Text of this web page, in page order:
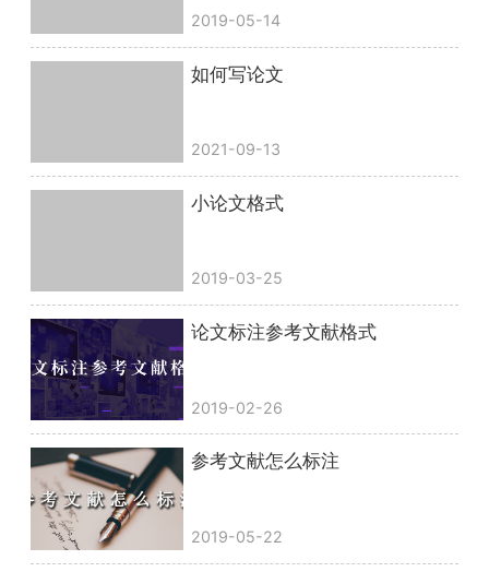
2019-05-14
如何写论文
2021-09-13
小论文格式
2019-03-25
论文标注参考文献格式
2019-02-26
参考文献怎么标注
2019-05-22